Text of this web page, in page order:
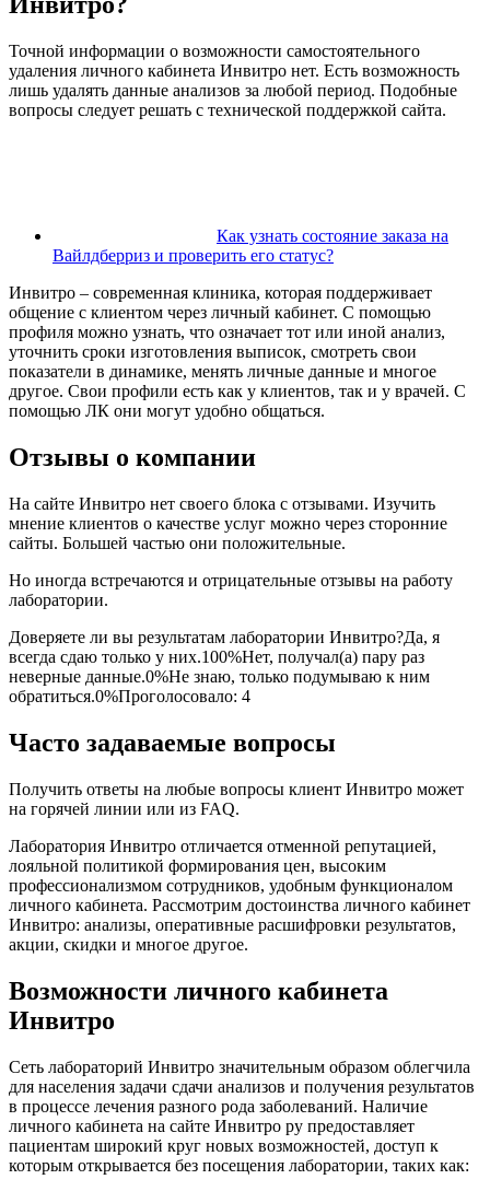
Точной информации о возможности самостоятельного
удаления личного кабинета Инвитро нет. Есть возможность
лишь удалять данные анализов за любой период. Подобные
вопросы следует решать с технической поддержкой сайта.
Как узнать состояние заказа на
Вайлдберриз и проверить его статус?
Инвитро – современная клиника, которая поддерживает
общение с клиентом через личный кабинет. С помощью
профиля можно узнать, что означает тот или иной анализ,
уточнить сроки изготовления выписок, смотреть свои
показатели в динамике, менять личные данные и многое
другое. Свои профили есть как у клиентов, так и у врачей. С
помощью ЛК они могут удобно общаться.
Отзывы о компании
На сайте Инвитро нет своего блока с отзывами. Изучить
мнение клиентов о качестве услуг можно через сторонние
сайты. Большей частью они положительные.
Но иногда встречаются и отрицательные отзывы на работу
лаборатории.
Доверяете ли вы результатам лаборатории Инвитро?Да, я
всегда сдаю только у них.100%Нет, получал(а) пару раз
неверные данные.0%Не знаю, только подумываю к ним
обратиться.0%Проголосовало: 4
Часто задаваемые вопросы
Получить ответы на любые вопросы клиент Инвитро может
на горячей линии или из FAQ.
Лаборатория Инвитро отличается отменной репутацией,
лояльной политикой формирования цен, высоким
профессионализмом сотрудников, удобным функционалом
личного кабинета. Рассмотрим достоинства личного кабинет
Инвитро: анализы, оперативные расшифровки результатов,
акции, скидки и многое другое.
Возможности личного кабинета
Инвитро
Сеть лабораторий Инвитро значительным образом облегчила
для населения задачи сдачи анализов и получения результатов
в процессе лечения разного рода заболеваний. Наличие
личного кабинета на сайте Инвитро ру предоставляет
пациентам широкий круг новых возможностей, доступ к
которым открывается без посещения лаборатории, таких как: